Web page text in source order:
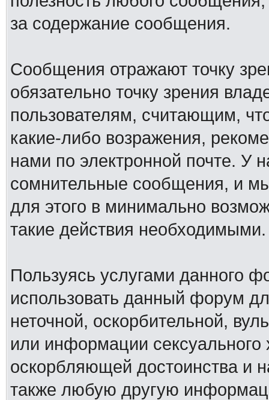
за содержание сообщения.
Сообщения отражают точку
обязательно точку зрения
пользователям, считающим,
какие-либо возражения,
нами по электронной почте. У
сомнительные сообщения, и
для этого в минимально
такие действия необходимыми.
Пользуясь услугами данного
использовать данный форум
неточной, оскорбительной,
или информации
оскорбляющей достоинства и
также любую другую